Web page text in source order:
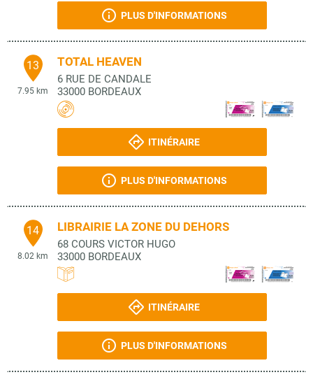
PLUS D'INFORMATIONS
13
7.95 km
TOTAL HEAVEN
6 RUE DE CANDALE
33000 BORDEAUX
ITINÉRAIRE
PLUS D'INFORMATIONS
14
8.02 km
LIBRAIRIE LA ZONE DU DEHORS
68 COURS VICTOR HUGO
33000 BORDEAUX
ITINÉRAIRE
PLUS D'INFORMATIONS